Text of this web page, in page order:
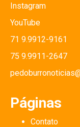
Instagram
YouTube
71 9.9912-9161
75 9.9911-2647
Páginas
Contato